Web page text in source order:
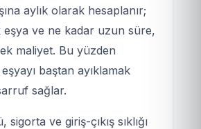
aylık olarak hesaplanır;
eşya ve ne kadar uzun süre,
maliyet. Bu yüzden
baştan ayıklamak
sağlar.
ve giriş-çıkış sıklığı